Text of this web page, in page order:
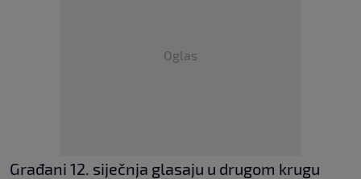
Oglas
Građani 12. siječnja glasaju u drugom krugu